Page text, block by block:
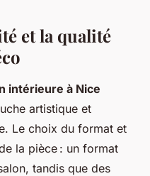
et la qualité
intérieure à Nice
artistique et
Le choix du format et
la pièce : un format
tandis que des